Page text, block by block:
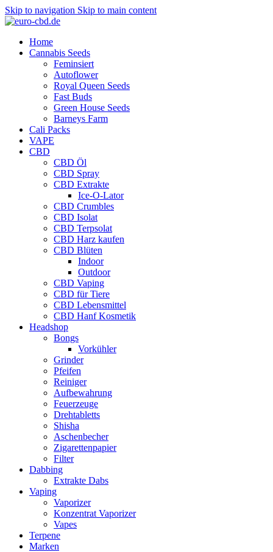
Skip to navigation Skip to main content
Home
Cannabis Seeds
Feminsiert
Autoflower
Royal Queen Seeds
Fast Buds
Green House Seeds
Barneys Farm
Cali Packs
VAPE
CBD
CBD Öl
CBD Spray
CBD Extrakte
Ice-O-Lator
CBD Crumbles
CBD Isolat
CBD Terpsolat
CBD Harz kaufen
CBD Blüten
Indoor
Outdoor
CBD Vaping
CBD für Tiere
CBD Lebensmittel
CBD Hanf Kosmetik
Headshop
Bongs
Vorkühler
Grinder
Pfeifen
Reiniger
Aufbewahrung
Feuerzeuge
Drehtabletts
Shisha
Aschenbecher
Zigarettenpapier
Filter
Dabbing
Extrakte Dabs
Vaping
Vaporizer
Konzentrat Vaporizer
Vapes
Terpene
Marken